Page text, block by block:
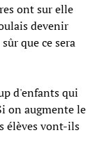
ont sur elle
devenir
que ce sera
d'enfants qui
on augmente le
élèves vont-ils